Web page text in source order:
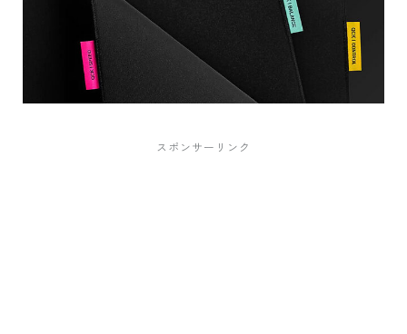
スポンサーリンク